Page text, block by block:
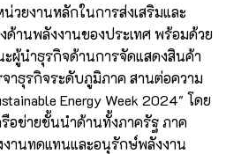
วยงานหลักในการส่งเสริมและ
านพลังงานของประเทศ พร้อมด้วย
ผู้นำธุรกิจด้านการจัดแสดงสินค้า
าธุรกิจระดับภูมิภาค สานต่อความ
Energy Week 2024" โดย
อข่ายชั้นนำด้านทั้งภาครัฐ ภาค
านทดแทนและอนุรักษ์พลังงาน